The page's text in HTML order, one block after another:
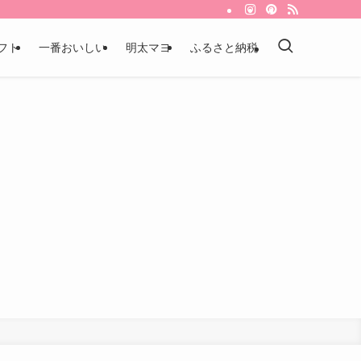
ト 一番おいしい 明太マヨ ふるさと納税